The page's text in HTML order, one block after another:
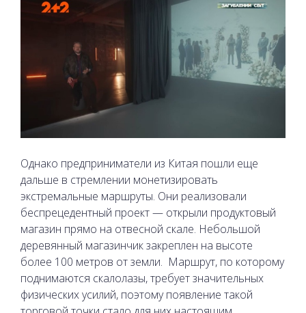
Однако предприниматели из Китая пошли еще
дальше в стремлении монетизировать
экстремальные маршруты. Они реализовали
беспрецедентный проект — открыли продуктовый
магазин прямо на отвесной скале. Небольшой
деревянный магазинчик закреплен на высоте
более 100 метров от земли. Маршрут, по которому
поднимаются скалолазы, требует значительных
физических усилий, поэтому появление такой